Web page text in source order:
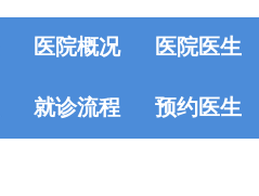
医院概况 医院医生
就诊流程 预约医生